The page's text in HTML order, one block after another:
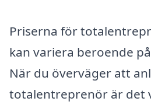
Priserna för
kan variera beroende
När du överväger att
totalentreprenör är det